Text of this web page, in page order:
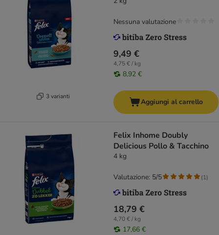
3 varianti
9,49 €
4,75 € / kg
8,92 €
Nessuna valutazione
Aggiungi al carrello
Felix Inhome Doubly
Delicious Pollo & Tacchino
4 kg
18,79 €
4,70 € / kg
17,66 €
Valutazione: 5/5 (1)